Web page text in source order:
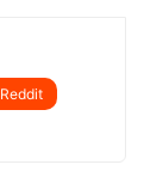
Reddit